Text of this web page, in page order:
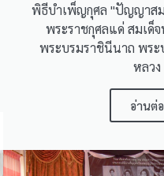
พิธีบำเพ็ญกุศล "ปัญญาสม
พระราชกุศลแด่ สมเด็จ
พระบรมราชินีนาถ พร
หลวง
อ่านต่อ